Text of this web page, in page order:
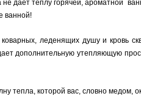
дает теплу горячей, ароматной
ванной!
леденящих душу и кровь
дополнительную утепляющую
тепла, которой вас, словно медом,